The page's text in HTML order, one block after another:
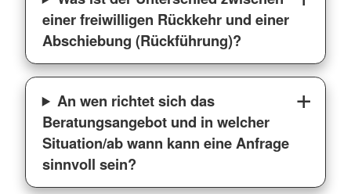
einer freiwilligen Rückkehr und einer
Abschiebung (Rückführung)?
An wen richtet sich das
Beratungsangebot und in welcher
Situation/ab wann kann eine Anfrage
sinnvoll sein?